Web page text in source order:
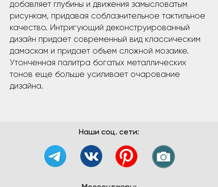
добавляет глубины и движения замысловатым
рисункам, придавая соблазнительное тактильное
качество. Интригующий деконструированный
дизайн придает современный вид классическим
дамаскам и придает объем сложной мозаике.
Утонченная палитра богатых металлических
тонов еще больше усиливает очарование
дизайна.
Наши соц. сети: